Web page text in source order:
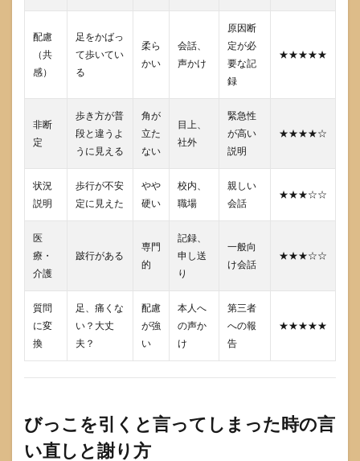
けテ
前に
職場
プレ
（丁
寧・
配慮
（共
感）
足をかばっ
て歩いてい
る
柔ら
かい
会話、
声かけ
原因断
定が必
要な記
録
★★★★★
非断
定
歩き方が普
段と違うよ
うに見える
角が
立た
ない
目上、
社外
緊急性
が高い
説明
★★★★☆
状況
説明
歩行が不安
定に見えた
やや
硬い
校内、
職場
親しい
会話
★★★☆☆
医
療・
介護
跛行がある
専門
的
記録、
申し送
り
一般向
け会話
★★★☆☆
質問
に変
換
足、痛くな
い？大丈
夫？
配慮
が強
い
本人へ
の声か
け
第三者
への報
告
★★★★★
びっこを引くと言ってしまった時の言
い直しと謝り方